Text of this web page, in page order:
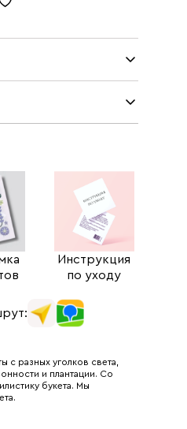
Инструкция
по уходу
с разных уголков света,
и плантации. Со
букета. Мы